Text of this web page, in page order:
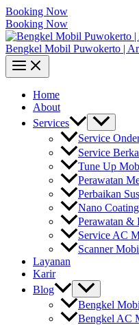
Booking Now
Booking Now
Bengkel Mobil Puwokerto |
Home
About
Services
Service
Service
Tune Up
Perawatan
Perbaikan
Nano
Perawatan &
Service AC
Scanner
Layanan
Karir
Blog
Bengkel
Bengkel AC